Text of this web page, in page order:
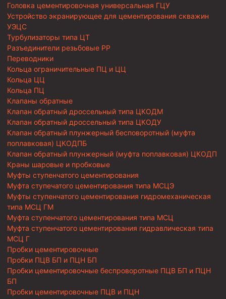
Головка цементировочная универсальная ГЦУ
Устройство экранирующее для цементирования скважин
УЭЦС
Турбулизаторы типа ЦТ
Разъединители резьбовые РР
Переводники
Кольца ограничительные ПЦ и ЦЦ
Кольца ЦЦ
Кольца ПЦ
Клапаны обратные
Клапан обратный дроссельный типа ЦКОДМ
Клапан обратный дроссельный типа ЦКОДУ
Клапан обратный плунжерный бесповоротный (муфта
поплавковая) ЦКОДПБ
Клапан обратный плунжерный (муфта поплавковая) ЦКОДП
Краны шаровые и пробковые
Муфты ступенчатого цементирования
Муфта ступечатого цементирования типа МСЦЭ
Муфты ступенчатого цементирования гидромеханическая
типа МСЦ ГМ
Муфта ступенчатого цементирования типа МСЦ
Муфта ступенчатого цементирования гидравлическая типа
МСЦ Г
Пробки цементировочные
Пробки ПЦВ БП и ПЦН БП
Пробки цементировочные беспроворотные ПЦВ БП и ПЦН
БП
Пробки цементировочные ПЦВ и ПЦН